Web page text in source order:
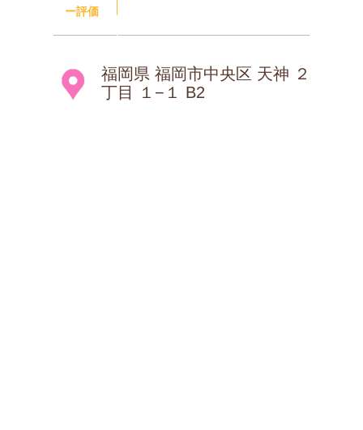
ー評価
福岡県 福岡市中央区 天神 ２
丁目 １−１ B2